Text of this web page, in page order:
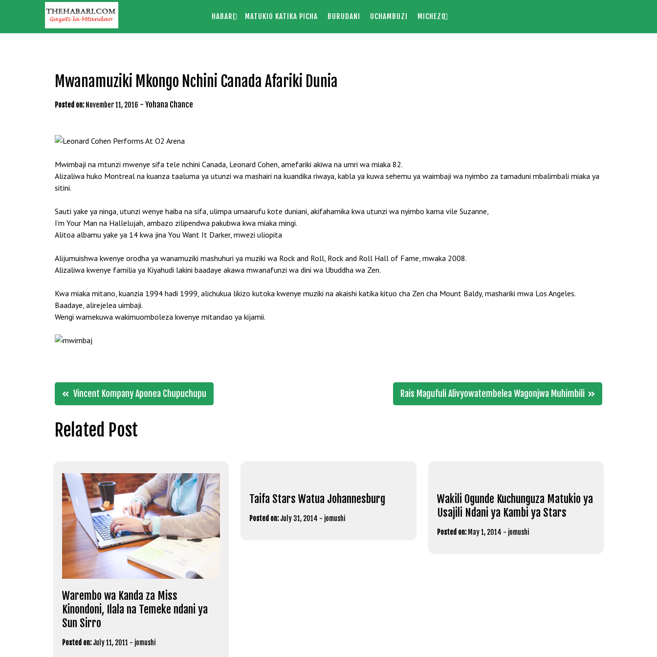
HABARI MATUKIO KATIKA PICHA BURUDANI UCHAMBUZI MICHEZO
Mwanamuziki Mkongo Nchini Canada Afariki Dunia
Posted on: November 11, 2016 - Yohana Chance
Mwimbaji na mtunzi mwenye sifa tele nchini Canada, Leonard Cohen, amefariki akiwa na umri wa miaka 82.
Alizaliwa huko Montreal na kuanza taaluma ya utunzi wa mashairi na kuandika riwaya, kabla ya kuwa sehemu ya waimbaji wa nyimbo za tamaduni mbalimbali miaka ya
sitini.
Sauti yake ya ninga, utunzi wenye haiba na sifa, ulimpa umaarufu kote duniani, akifahamika kwa utunzi wa nyimbo kama vile Suzanne,
I’m Your Man na Hallelujah, ambazo zilipendwa pakubwa kwa miaka mingi.
Alitoa albamu yake ya 14 kwa jina You Want It Darker, mwezi uliopita
Alijumuishwa kwenye orodha ya wanamuziki mashuhuri ya muziki wa Rock and Roll, Rock and Roll Hall of Fame, mwaka 2008.
Alizaliwa kwenye familia ya Kiyahudi lakini baadaye akawa mwanafunzi wa dini wa Ubuddha wa Zen.
Kwa miaka mitano, kuanzia 1994 hadi 1999, alichukua likizo kutoka kwenye muziki na akaishi katika kituo cha Zen cha Mount Baldy, mashariki mwa Los Angeles.
Baadaye, alirejelea uimbaji.
Wengi wamekuwa wakimuomboleza kwenye mitandao ya kijamii.
Post
navigation
Vincent Kompany Aponea Chupuchupu Rais Magufuli Alivyowatembelea Wagonjwa Muhimbili
Related Post
Warembo wa Kanda za Miss
Kinondoni, Ilala na Temeke ndani ya
Sun Sirro
Posted on: July 11, 2011 - jomushi
Taifa Stars Watua Johannesburg
Posted on: July 31, 2014 - jomushi
Wakili Ogunde Kuchunguza Matukio ya
Usajili Ndani ya Kambi ya Stars
Posted on: May 1, 2014 - jomushi